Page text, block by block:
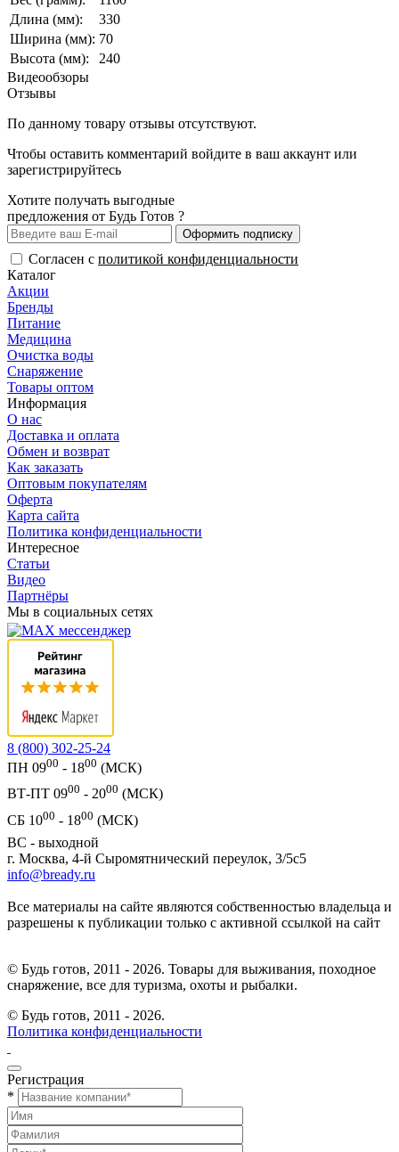
Длина (мм):
330
Ширина (мм): 70
Высота (мм):
240
Видеообзоры
Отзывы
По данному товару отзывы отсутствуют.
Чтобы оставить комментарий войдите в ваш аккаунт или
зарегистрируйтесь
Хотите получать выгодные
предложения от Будь Готов ?
Оформить подписку
Согласен с политикой конфиденциальности
Каталог
Акции
Бренды
Питание
Медицина
Очистка воды
Снаряжение
Товары оптом
Информация
О нас
Доставка и оплата
Обмен и возврат
Как заказать
Оптовым покупателям
Оферта
Карта сайта
Политика конфиденциальности
Интересное
Статьи
Видео
Партнёры
Мы в социальных сетях
8 (800) 302-25-24
ПН 0900 - 1800 (МСК)
ВТ-ПТ 0900 - 2000 (МСК)
СБ 1000 - 1800 (МСК)
ВС - выходной
г. Москва, 4-й Сыромятнический переулок, 3/5с5
info@bready.ru
Все материалы на сайте являются собственностью владельца и
разрешены к публикации только с активной ссылкой на сайт
© Будь готов, 2011 - 2026. Товары для выживания, походное
снаряжение, все для туризма, охоты и рыбалки.
© Будь готов, 2011 - 2026.
Политика конфиденциальности
Регистрация
*